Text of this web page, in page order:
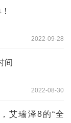
2022-09-28
间
2022-08-30
艾瑞泽8的“全